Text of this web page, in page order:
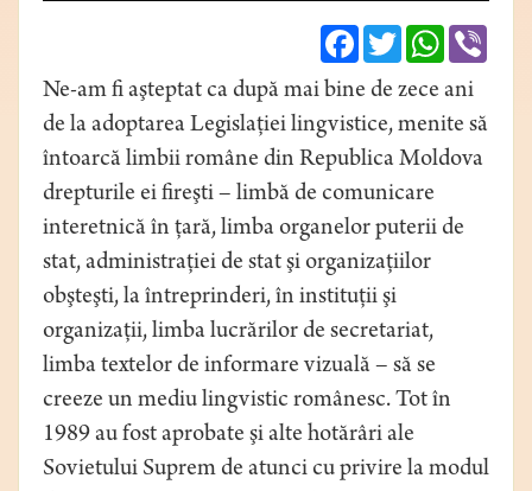
FacebookTwitterWhatsApp
Ne-am fi aşteptat ca după mai bine de zece ani
de la adoptarea Legislaţiei lingvistice, menite să
întoarcă limbii române din Republica Moldova
drepturile ei fireşti – limbă de comunicare
interetnică în ţară, limba organelor puterii de
stat, administraţiei de stat şi organizaţiilor
obşteşti, la întreprinderi, în instituţii şi
organizaţii, limba lucrărilor de secretariat,
limba textelor de informare vizuală – să se
creeze un mediu lingvistic românesc. Tot în
1989 au fost aprobate şi alte hotărâri ale
Sovietului Suprem de atunci cu privire la modul